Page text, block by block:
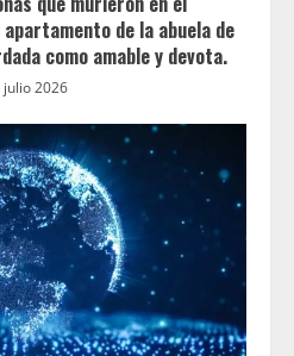
de la abuela de
como amable y devota.
julio 2026